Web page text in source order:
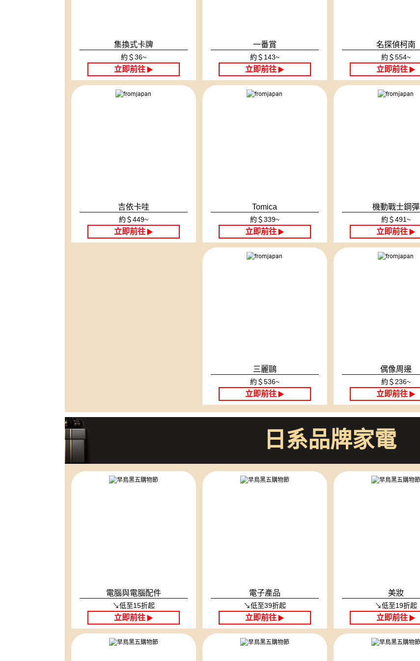
集換式卡牌
約＄36~
立即前往 ▶
一番賞
約＄143~
立即前往 ▶
名探偵柯南
約＄554~
立即前往 ▶
吉依卡哇
約＄449~
立即前往 ▶
Tomica
約＄339~
立即前往 ▶
機動戰士鋼彈
約＄491~
立即前往 ▶
三麗鷗
約＄536~
立即前往 ▶
偶像周邊
約＄236~
立即前往 ▶
日系品牌家電
電腦與電腦配件
↘低至15折起
立即前往 ▶
電子產品
↘低至39折起
立即前往 ▶
美妝
↘低至19折起
立即前往 ▶